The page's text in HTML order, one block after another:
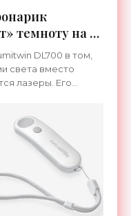
темноту на 2
DL700 в том,
света вместо
лазеры. Его